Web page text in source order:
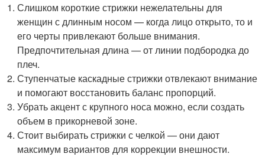
Слишком короткие стрижки нежелательны для
женщин с длинным носом — когда лицо открыто, то и
его черты привлекают больше внимания.
Предпочтительная длина — от линии подбородка до
плеч.
Ступенчатые каскадные стрижки отвлекают внимание
и помогают восстановить баланс пропорций.
Убрать акцент с крупного носа можно, если создать
объем в прикорневой зоне.
Стоит выбирать стрижки с челкой — они дают
максимум вариантов для коррекции внешности.